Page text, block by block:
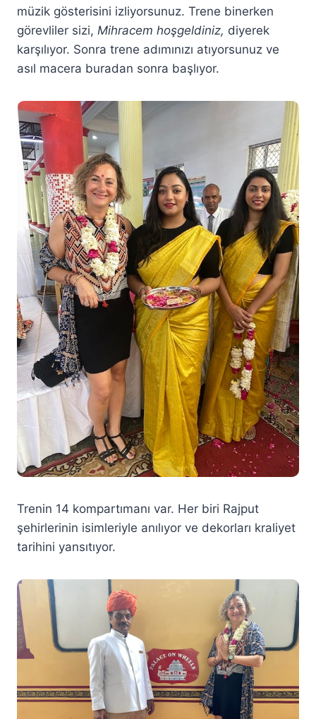
müzik gösterisini izliyorsunuz. Trene binerken
görevliler sizi, Mihracem hoşgeldiniz, diyerek
karşılıyor. Sonra trene adımınızı atıyorsunuz ve
asıl macera buradan sonra başlıyor.
Trenin 14 kompartımanı var. Her biri Rajput
şehirlerinin isimleriyle anılıyor ve dekorları kraliyet
tarihini yansıtıyor.